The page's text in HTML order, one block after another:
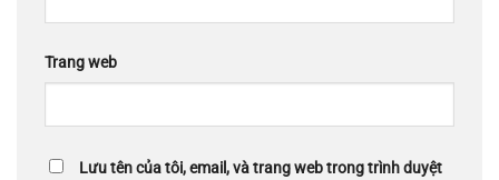
Trang web
Lưu tên của tôi, email, và trang web trong trình duyệt